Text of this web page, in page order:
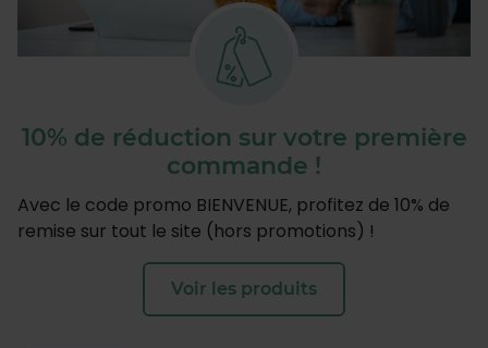
10% de réduction sur votre première
commande !
Avec le code promo BIENVENUE, profitez de 10% de
remise sur tout le site (hors promotions) !
Voir les produits